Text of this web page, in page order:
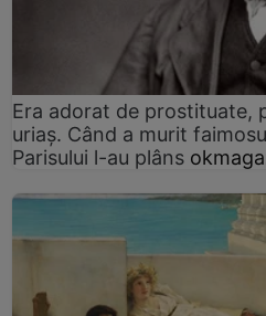
Era adorat de prostituate,
uriaș. Când a murit
Parisului l-au plâns